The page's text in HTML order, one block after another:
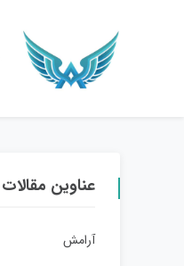
عناوین مقالات
آرامش